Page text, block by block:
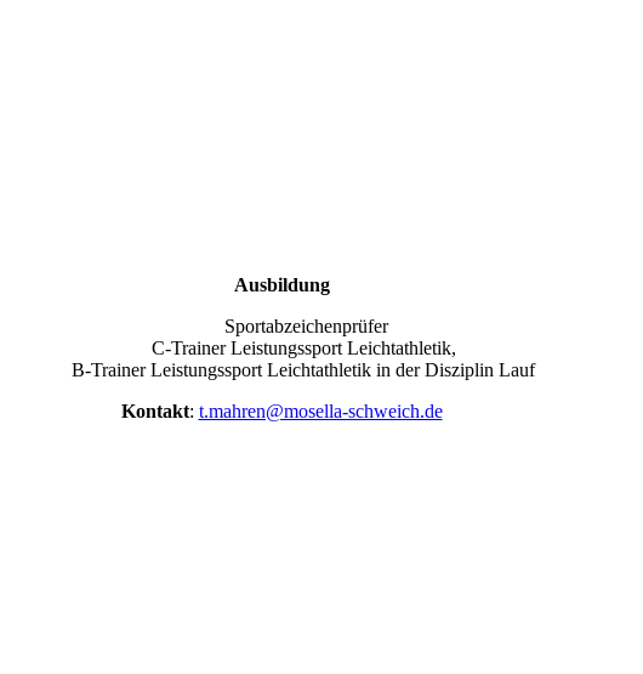
Ausbildung
Sportabzeichenprüfer
C-Trainer Leistungssport Leichtathletik,
B-Trainer Leistungssport Leichtathletik in der Disziplin Lauf
Kontakt: t.mahren@mosella-schweich.de